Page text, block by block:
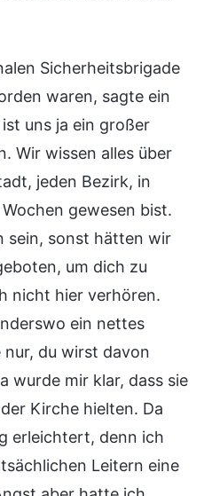
Sicherheitsbrigade
waren, sagte ein
uns ja ein großer
Wir wissen alles über
jeden Bezirk, in
gewesen bist.
sein, sonst hätten wir
um dich zu
nicht hier verhören.
ein nettes
du wirst davon
wurde mir klar, dass sie
Kirche hielten. Da
erleichtert, denn ich
Leitern eine